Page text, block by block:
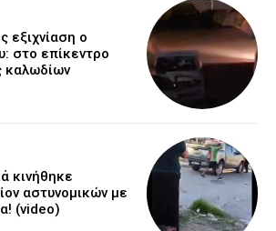
εξιχνίαση ο
στο επίκεντρο
καλωδίων
κινήθηκε
αστυνομικών με
(video)